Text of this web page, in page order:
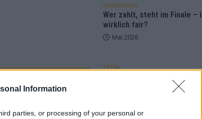
Information
parties, or processing of your personal or
KOMMENTAR
Wer zahlt, steht im Finale –
wirklich fair?
Mai 2026
EXTRA
Eurovision Song Contest
Halbfinale – der Abend in